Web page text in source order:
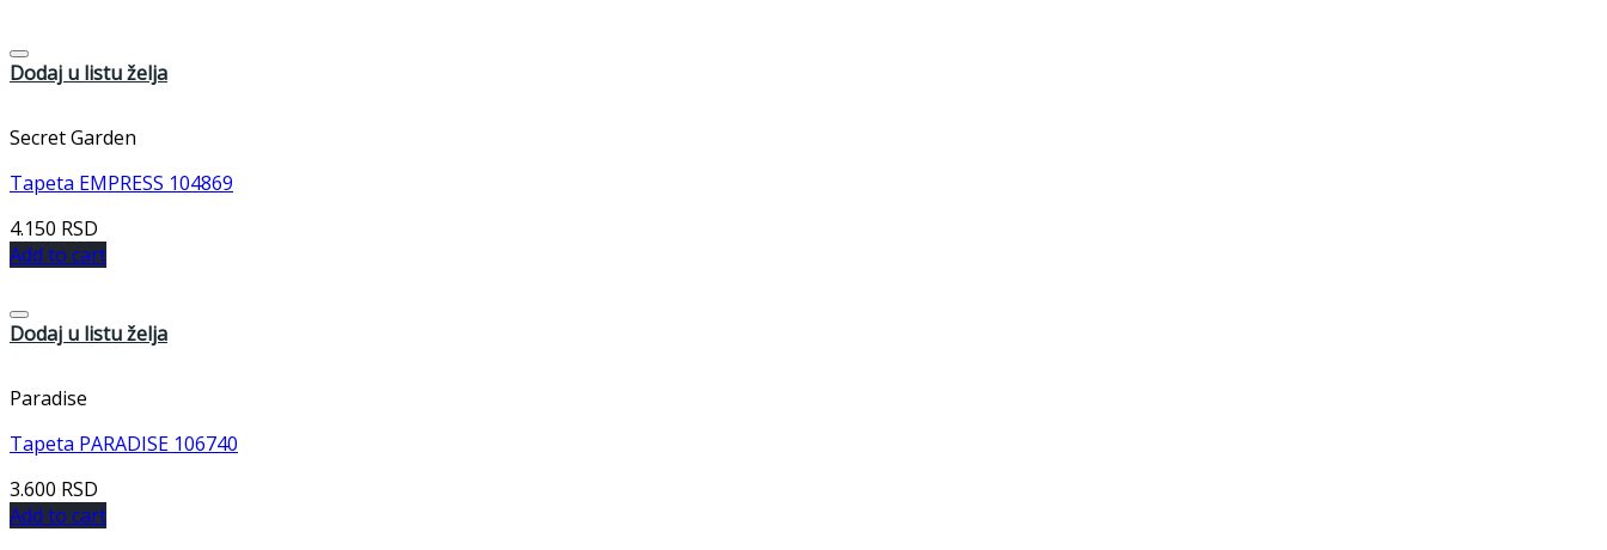
Dodaj u listu želja
Secret Garden
Tapeta EMPRESS 104869
4.150 RSD
Add to cart
Dodaj u listu želja
Paradise
Tapeta PARADISE 106740
3.600 RSD
Add to cart